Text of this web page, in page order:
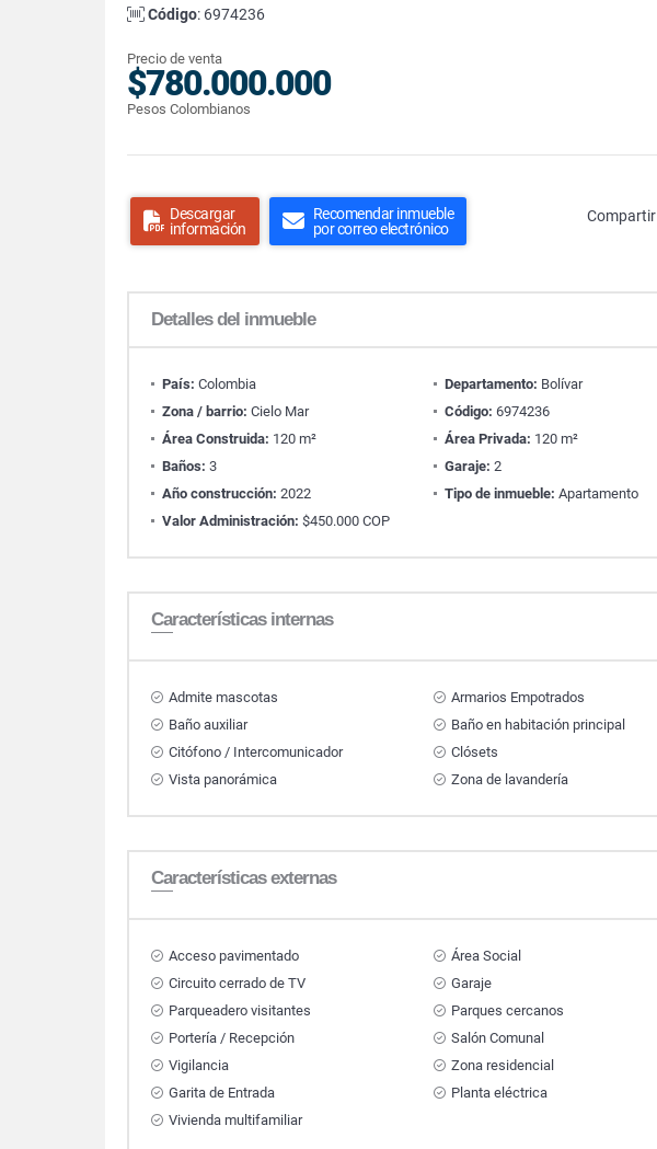
Código: 6974236
Precio de venta
$780.000.000
Pesos Colombianos
Descargar
información
Recomendar inmueble
por correo electrónico
Compartir
Detalles del inmueble
País: Colombia Departamento: Bolívar
Zona / barrio: Cielo Mar Código: 6974236
Área Construida: 120 m² Área Privada: 120 m²
Baños: 3 Garaje: 2
Año construcción: 2022 Tipo de inmueble: Apartamento
Valor Administración: $450.000 COP
Características internas
Admite mascotas Armarios Empotrados
Baño auxiliar
Baño en habitación principal
Citófono / Intercomunicador
Clósets
Vista panorámica
Zona de lavandería
Características externas
Acceso pavimentado Área Social
Circuito cerrado de TV
Garaje
Parqueadero visitantes
Parques cercanos
Portería / Recepción
Salón Comunal
Vigilancia
Zona residencial
Garita de Entrada
Planta eléctrica
Vivienda multifamiliar